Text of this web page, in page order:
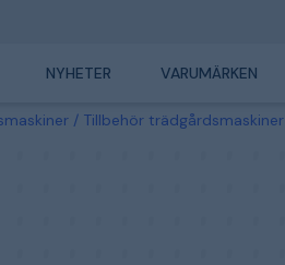
NYHETER VARUMÄRKEN
Tillbehör trädgårdsmaskiner